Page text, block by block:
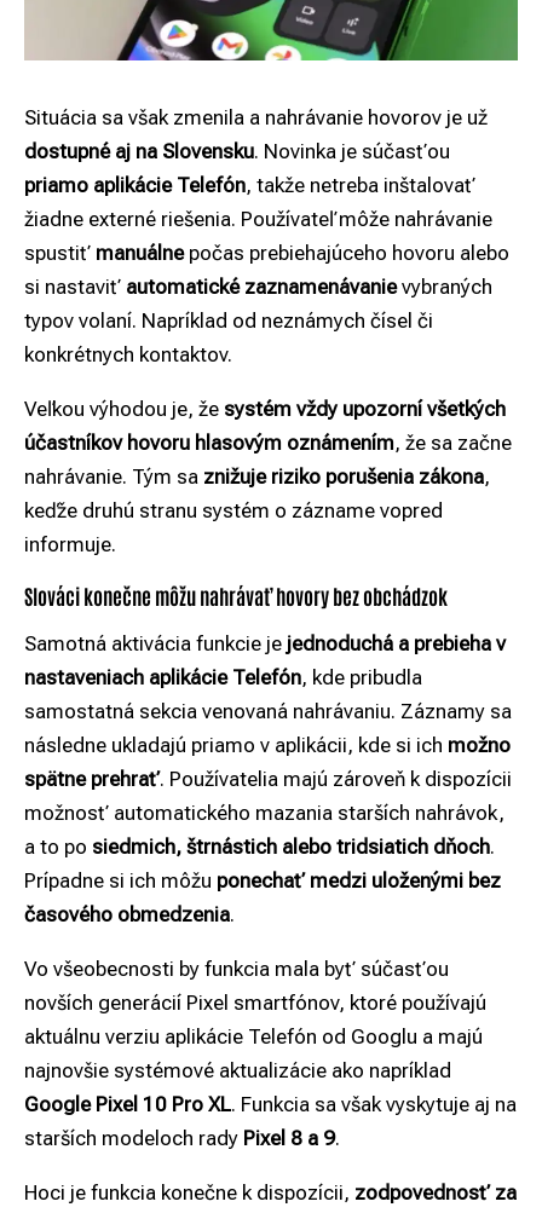
Situácia sa však zmenila a nahrávanie hovorov je už
dostupné aj na Slovensku. Novinka je súčasťou
priamo aplikácie Telefón, takže netreba inštalovať
žiadne externé riešenia. Používateľ môže nahrávanie
spustiť manuálnepočas prebiehajúceho hovoru alebo
si nastaviť automatické zaznamenávanievybraných
typov volaní. Napríklad od neznámych čísel či
konkrétnych kontaktov.
Veľkou výhodou je, že systém vždy upozorní všetkých
účastníkov hovoru hlasovým oznámením, že sa začne
nahrávanie. Tým sa znižuje riziko porušenia zákona,
keďže druhú stranu systém o zázname vopred
informuje.
Slováci konečne môžu nahrávať hovory bez obchádzok
Samotná aktivácia funkcie je jednoduchá a prebieha v
nastaveniach aplikácie Telefón, kde pribudla
samostatná sekcia venovaná nahrávaniu. Záznamy sa
následne ukladajú priamo v aplikácii, kde si ich možno
spätne prehrať. Používatelia majú zároveň k dispozícii
možnosť automatického mazania starších nahrávok,
a to po siedmich, štrnástich alebo tridsiatich dňoch.
Prípadne si ich môžu ponechať medzi uloženými bez
časového obmedzenia.
Vo všeobecnosti by funkcia mala byť súčasťou
novších generácií Pixel smartfónov, ktoré používajú
aktuálnu verziu aplikácie Telefón od Googlu a majú
najnovšie systémové aktualizácie ako napríklad
Google Pixel 10 Pro XL. Funkcia sa však vyskytuje aj na
starších modeloch rady Pixel 8 a 9.
Hoci je funkcia konečne k dispozícii, zodpovednosť za